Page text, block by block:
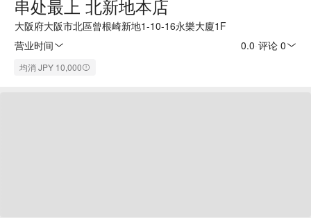
串处最上 北新地本店
大阪府大阪市北區曾根崎新地1-10-16永樂大廈1F
营业时间
0.0 评论 0
均消 JPY 10,000